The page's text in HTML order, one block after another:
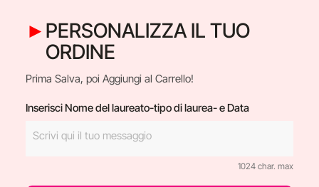
PERSONALIZZA IL TUO
ORDINE
Prima Salva, poi Aggiungi al Carrello!
Inserisci Nome del laureato-tipo di laurea- e Data
1024 char. max